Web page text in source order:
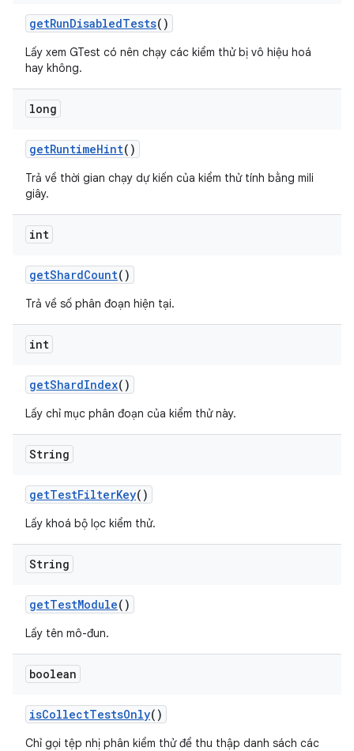
getRunDisabledTests()
Lấy xem GTest có nên chạy các kiểm thử bị vô hiệu hoá
hay không.
long
getRuntimeHint()
Trả về thời gian chạy dự kiến của kiểm thử tính bằng mili
giây.
int
getShardCount()
Trả về số phân đoạn hiện tại.
int
getShardIndex()
Lấy chỉ mục phân đoạn của kiểm thử này.
String
getTestFilterKey()
Lấy khoá bộ lọc kiểm thử.
String
getTestModule()
Lấy tên mô-đun.
boolean
isCollectTestsOnly()
Chỉ gọi tệp nhị phân kiểm thử để thu thập danh sách các